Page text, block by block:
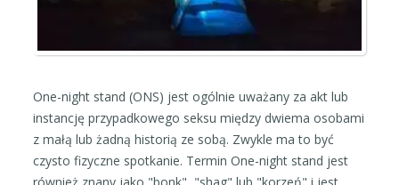
One-night stand (ONS) jest ogólnie uważany za akt lub
instancję przypadkowego seksu między dwiema osobami
z małą lub żadną historią ze sobą. Zwykle ma to być
czysto fizyczne spotkanie. Termin One-night stand jest